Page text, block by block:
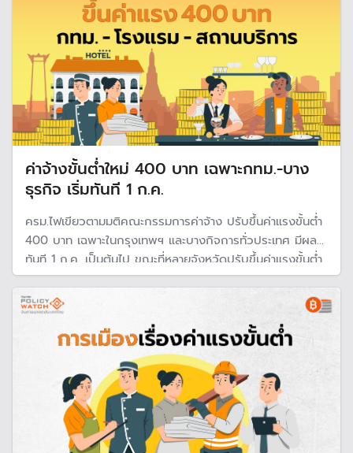
ค่าจ้างขั้นต่ำใหม่ 400 บาท เฉพาะกทม.-บาง
ธุรกิจ เริ่มทันที 1 ก.ค.
ครม.ไฟเขียวตามมติคณะกรรมการค่าจ้าง ปรับขึ้นค่าแรงขั้นต่ำ
400 บาท เฉพาะในกรุงเทพฯ และบางกิจการทั่วประเทศ มีผล
ทันที 1 ก.ค. เป็นต้นไป ขณะที่หลายจังหวัดปรับขึ้นค่าแรงขั้นต่ำ
ไปแล้วก่อนหน้าแต่ไม่ถึง 400 บาท